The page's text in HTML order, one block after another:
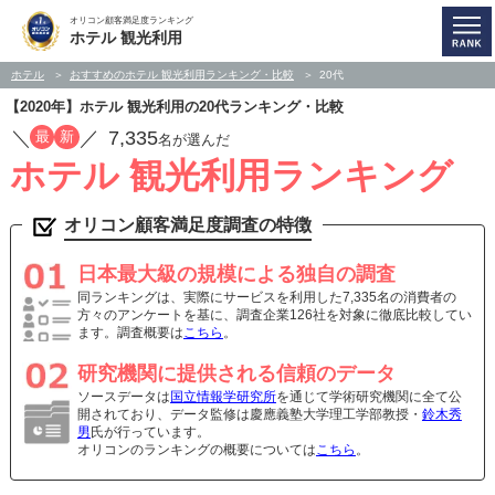
オリコン顧客満足度ランキング
ホテル 観光利用
ホテル おすすめのホテル 観光利用ランキング・比較 20代
【2020年】ホテル 観光利用の20代ランキング・比較
／ 最 新 ／ 7,335名が選んだ
ホテル 観光利用ランキング
オリコン顧客満足度調査の特徴
日本最大級の規模による独自の調査
同ランキングは、実際にサービスを利用した7,335名の消費者の
方々のアンケートを基に、調査企業126社を対象に徹底比較してい
ます。調査概要はこちら 。
研究機関に提供される信頼のデータ
ソースデータは 国立情報学研究所を通じて学術研究機関に全て公
開されており、データ監修は慶應義塾大学理工学部教授・ 鈴木秀
男 氏が行っています。
オリコンのランキングの概要についてはこちら 。